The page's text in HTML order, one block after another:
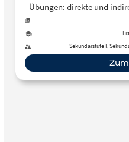
Übungen: direkte und
Objektpronomen und
Objektpronomen,
Sekundarstufe I,